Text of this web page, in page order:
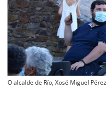
O alcalde de Río, Xosé Miguel